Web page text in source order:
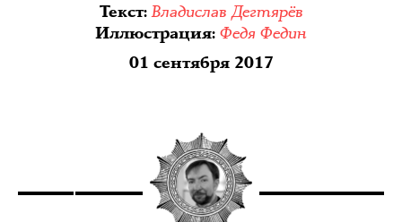
Текст:Владислав Дегтярёв
Иллюстрация: Федя Федин
01 сентября 2017